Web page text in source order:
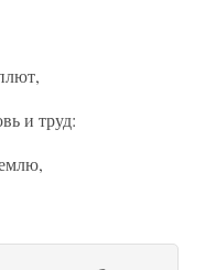
и труд: